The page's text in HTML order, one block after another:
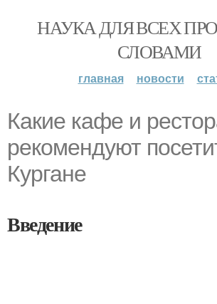
НАУКА ДЛЯ ВСЕХ
СЛОВАМИ
главная новости
Какие кафе и
рекомендуют
Кургане
Введение